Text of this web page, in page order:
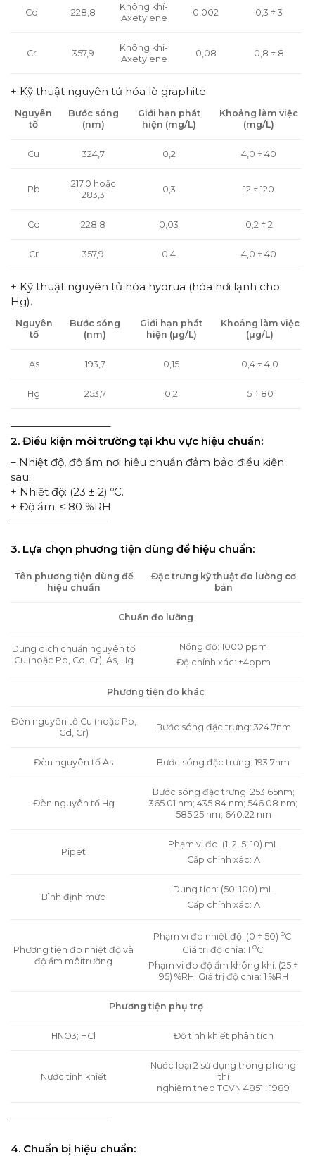
Cd 228,8
Không khí-
Axetylene
0,002 0,3 ÷ 3
Cr 357,9
Không khí-
Axetylene
0,08 0,8 ÷ 8
+ Kỹ thuật nguyên tử hóa lò graphite
Nguyên
tố
Bước sóng
(nm)
Giới hạn phát
hiện (mg/L)
Khoảng làm việc
(mg/L)
Cu 324,7 0,2 4,0 ÷ 40
Pb
217,0 hoặc
283,3
0,3 12 ÷ 120
Cd 228,8 0,03 0,2 ÷ 2
Cr 357,9 0,4 4,0 ÷ 40
+ Kỹ thuật nguyên tử hóa hydrua (hóa hơi lạnh cho
Hg).
Nguyên
tố
Bước sóng
(nm)
Giới hạn phát
hiện (µg/L)
Khoảng làm việc
(µg/L)
As 193,7 0,15 0,4 ÷ 4,0
Hg 253,7 0,2 5 ÷ 80
—————————–
2. Điều kiện môi trường tại khu vực hiệu chuẩn:
– Nhiệt độ, độ ẩm nơi hiệu chuẩn đảm bảo điều kiện
sau:
+ Nhiệt độ: (23 ± 2) ºC.
+ Độ ẩm: ≤ 80 %RH
—————————–
3. Lựa chọn phương tiện dùng để hiệu chuẩn:
Tên phương tiện dùng để
hiệu chuẩn
Đặc trưng kỹ thuật đo lường cơ
bản
Chuẩn đo lường
Dung dịch chuẩn nguyên tố
Cu (hoặc Pb, Cd, Cr), As, Hg
Nồng độ: 1000 ppm
Độ chính xác: ±4ppm
Phương tiện đo khác
Đèn nguyên tố Cu (hoặc Pb,
Cd, Cr)
Bước sóng đặc trưng: 324.7nm
Đèn nguyên tố As Bước sóng đặc trưng: 193.7nm
Đèn nguyên tố Hg
Bước sóng đặc trưng: 253.65nm;
365.01 nm; 435.84 nm; 546.08 nm;
585.25 nm; 640.22 nm
Pipet
Phạm vi đo: (1, 2, 5, 10) mL
Cấp chính xác: A
Bình định mức
Dung tích: (50; 100) mL
Cấp chính xác: A
Phương tiện đo nhiệt độ và
độ ẩm môitrường
Phạm vi đo nhiệt độ: (0 ÷ 50)oC;
Giá trị độ chia: 1 oC;
Phạm vi đo độ ẩm không khí: (25 ÷
95) %RH; Giá trị độ chia: 1 %RH
Phương tiện phụ trợ
HNO3; HCl Độ tinh khiết phân tích
Nước tinh khiết
Nước loại 2 sử dụng trong phòng
thí
nghiệm theo TCVN 4851 : 1989
—————————–
4. Chuẩn bị hiệu chuẩn: